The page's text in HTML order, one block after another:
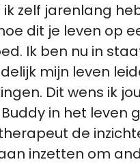
zelf jarenlang
dit je leven op
Ik ben nu in
mijn leven
Dit wens ik
in het leven
de
inzetten om